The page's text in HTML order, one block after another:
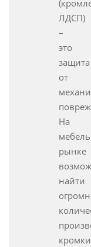
ЛДСП)
–
это
защита
от
На
рынке
найти
кромки